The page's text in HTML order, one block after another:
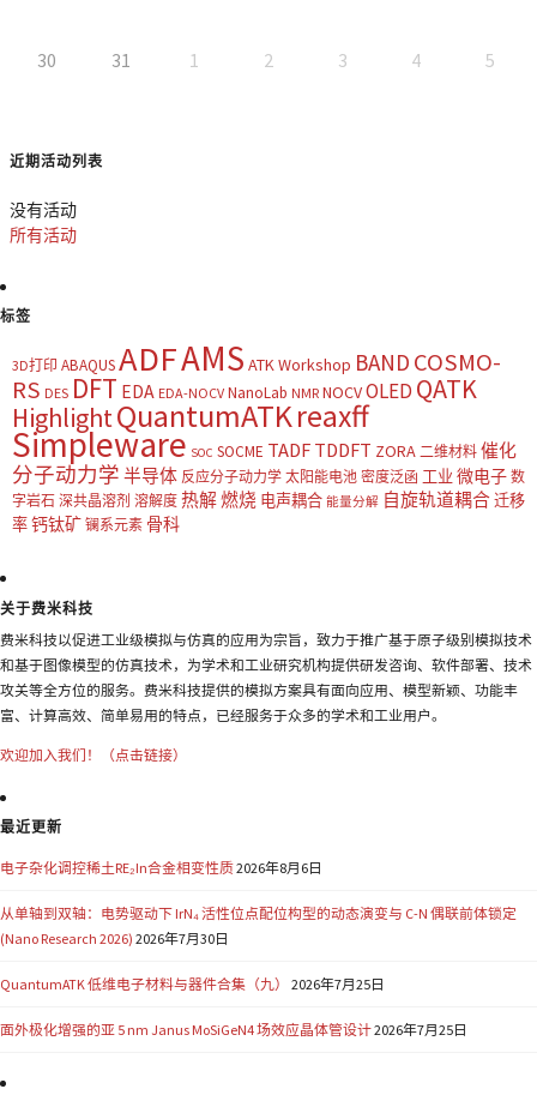
30 31 1 2 3 4 5
近期活动列表
没有活动
所有活动
标签
3D打印 ABAQUSADFAMS ATK Workshop BAND COSMO-
RS DES DFT EDA EDA-NOCV NanoLab NMR NOCVOLED QATK
HighlightQuantumATKreaxff
Simpleware SOC SOCME TADF TDDFT ZORA 二维材料 催化
分子动力学 半导体 反应分子动力学 太阳能电池 密度泛函 工业 微电子 数
字岩石 深共晶溶剂 溶解度 热解燃烧 电声耦合 能量分解 自旋轨道耦合迁移
率钙钛矿 镧系元素 骨科
关于费米科技
费米科技以促进工业级模拟与仿真的应用为宗旨，致力于推广基于原子级别模拟技术
和基于图像模型的仿真技术，为学术和工业研究机构提供研发咨询、软件部署、技术
攻关等全方位的服务。费米科技提供的模拟方案具有面向应用、模型新颖、功能丰
富、计算高效、简单易用的特点，已经服务于众多的学术和工业用户。
欢迎加入我们！（点击链接）
最近更新
电子杂化调控稀土RE₂In合金相变性质2026年8月6日
从单轴到双轴：电势驱动下 IrN₄ 活性位点配位构型的动态演变与 C-N 偶联前体锁定
(Nano Research 2026) 2026年7月30日
QuantumATK 低维电子材料与器件合集（九） 2026年7月25日
面外极化增强的亚 5 nm Janus MoSiGeN4 场效应晶体管设计2026年7月25日